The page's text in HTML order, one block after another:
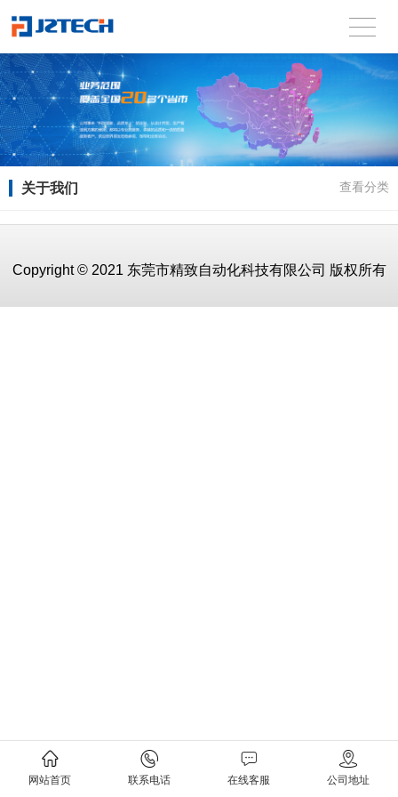
关于我们 查看分类
网站首页 联系电话 在线客服 公司地址
Copyright © 2021 东莞市精致自动化科技有限公司 版权所有